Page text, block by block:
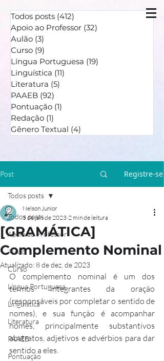
Todos posts (412)
Apoio ao Professor (32)
Aulão (3)
Curso (9)
Língua Portuguesa (19)
Linguística (11)
Literatura (5)
PAAEB (92)
Pontuação (1)
Redação (1)
Gênero Textual (4)
Post Registre-se
Todos posts
Apoio ao Professor
Aulão
Curso
Língua Portuguesa
Linguística
Literatura
PAAEB
Pontuação
Todos posts
[GRAMÁTICA]
Complemento Nominal
Nelson Junior
5 de jan. de 2023 2 min de leitura
Atualizado: 8 de dez. de 2023
O complemento nominal é um dos
termos integrantes da oração
(responsáveis por completar o sentido de
nomes), e sua função é acompanhar
nomes, principalmente substantivos
abstratos, adjetivos e advérbios para dar
sentido a eles.